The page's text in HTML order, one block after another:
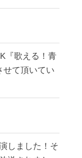
『歌える！青
せて頂いてい
しました！そ